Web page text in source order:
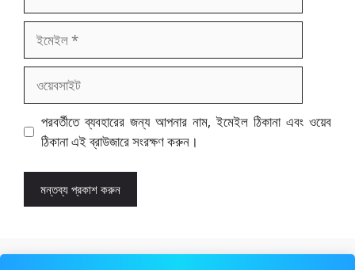
ইমেইল
পরবর্তীতে ব্যবহারের জন্য আপনার নাম, ইমেইল ঠিকানা এবং ওয়েব
ঠিকানা এই ব্রাউজারে সংরক্ষণ করুন।